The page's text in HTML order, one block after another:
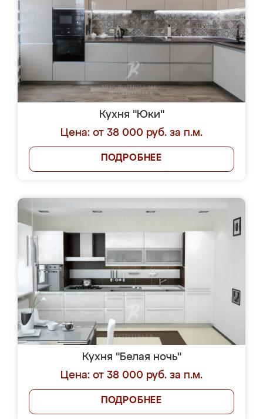
Кухня "Юки"
Цена: от 38 000 руб. за п.м.
ПОДРОБНЕЕ
Кухня "Белая ночь"
Цена: от 38 000 руб. за п.м.
ПОДРОБНЕЕ